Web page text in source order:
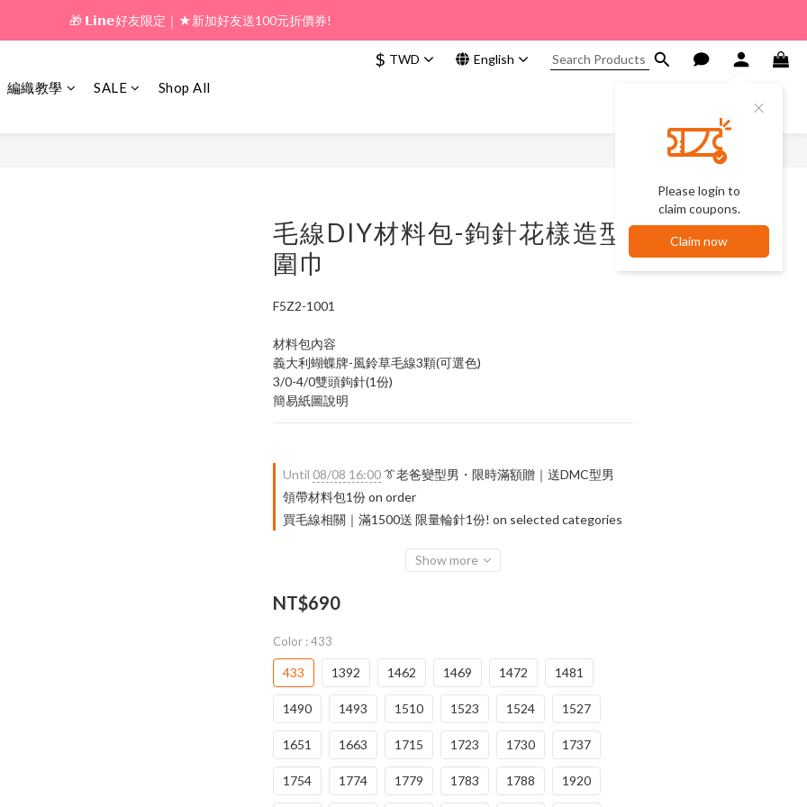
🎁 新好友購物金｜★加入新會員領券送100元!
$ TWD English
Please login to
claim coupons.
Claim now
編織教學 SALE Shop All
毛線DIY材料包-鉤針花樣造型
圍巾
F5Z2-1001
材料包內容
義大利蝴蝶牌-風鈴草毛線3顆(可選色)
3/0-4/0雙頭鉤針(1份)
簡易紙圖說明
Until 08/08 16:00 👔老爸變型男・限時滿額贈｜送DMC型男
領帶材料包1份 on order
買毛線相關｜滿1500送 限量輪針1份! on selected categories
Show more
NT$690
Color : 433
433 1392 1462 1469 1472 1481
1490 1493 1510 1523 1524 1527
1651 1663 1715 1723 1730 1737
1754 1774 1779 1783 1788 1920